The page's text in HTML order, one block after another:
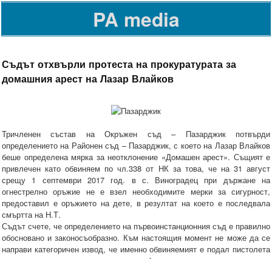
PA media
Съдът отхвърли протеста на прокуратурата за
домашния арест на Лазар Влайков
Тричленен състав на Окръжен съд – Пазарджик потвърди
определението на Районен съд – Пазарджик, с което на Лазар Влайков
беше определена мярка за неотклонение «Домашен арест». Същият е
привлечен като обвиняем по чл.338 от НК за това, че на 31 август
срещу 1 септември 2017 год. в с. Виноградец при държане на
огнестрелно оръжие не е взел необходимите мерки за сигурност,
предоставил е оръжието на дете, в резултат на което е последвала
смъртта на Н.Т.
Съдът счете, че определението на първоинстанционния съд е правилно
обосновано и законосъобразно. Към настоящия момент не може да се
направи категоричен извод, че именно обвиняемият е подал пистолета